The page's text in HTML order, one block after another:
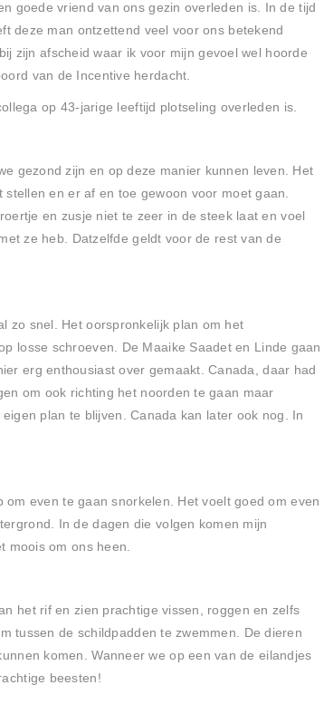
goede vriend van ons gezin overleden is. In de tijd
deze man ontzettend veel voor ons betekend
zijn afscheid waar ik voor mijn gevoel wel hoorde
van de Incentive herdacht.
op 43-jarige leeftijd plotseling overleden is.
gezond zijn en op deze manier kunnen leven. Het
en er af en toe gewoon voor moet gaan.
en zusje niet te zeer in de steek laat en voel
ze heb. Datzelfde geldt voor de rest van de
zo snel. Het oorspronkelijk plan om het
losse schroeven. De Maaike Saadet en Linde gaan
erg enthousiast over gemaakt. Canada, daar had
om ook richting het noorden te gaan maar
plan te blijven. Canada kan later ook nog. In
even te gaan snorkelen. Het voelt goed om even
In de dagen die volgen komen mijn
moois om ons heen.
het rif en zien prachtige vissen, roggen en zelfs
tussen de schildpadden te zwemmen. De dieren
komen. Wanneer we op een van de eilandjes
beesten!